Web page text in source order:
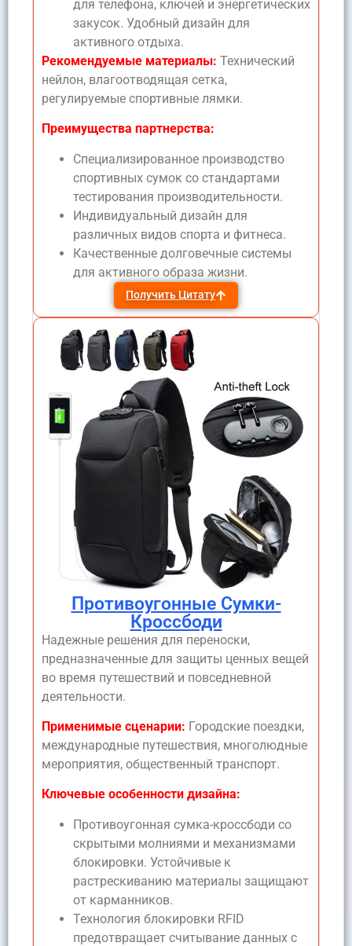
для телефона, ключей и энергетических
закусок. Удобный дизайн для
активного отдыха.
Рекомендуемые материалы: Технический
нейлон, влагоотводящая сетка,
регулируемые спортивные лямки.
Преимущества партнерства:
Специализированное производство
спортивных сумок со стандартами
тестирования производительности.
Индивидуальный дизайн для
различных видов спорта и фитнеса.
Качественные долговечные системы
для активного образа жизни.
Получить Цитату
Противоугонные Сумки-
Кроссбоди
Надежные решения для переноски,
предназначенные для защиты ценных вещей
во время путешествий и повседневной
деятельности.
Применимые сценарии: Городские поездки,
международные путешествия, многолюдные
мероприятия, общественный транспорт.
Ключевые особенности дизайна:
Противоугонная сумка-кроссбоди со
скрытыми молниями и механизмами
блокировки. Устойчивые к
растрескиванию материалы защищают
от карманников.
Технология блокировки RFID
предотвращает считывание данных с